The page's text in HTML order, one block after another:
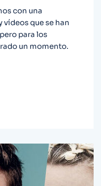
con una
que se han
para los
un momento.